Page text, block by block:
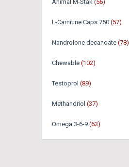
Animal M-Stak (56)
L-Carnitine Caps 750 (57)
Nandrolone decanoate (78)
Chewable (102)
Testoprol (89)
Methandriol (37)
Omega 3-6-9 (63)